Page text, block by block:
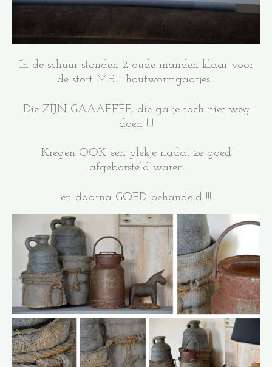
In de schuur stonden 2 oude manden klaar voor
de stort MET houtwormgaatjes...
Die ZIJN GAAAFFFF, die ga je toch niet weg
doen !!!!
Kregen OOK een plekje nadat ze goed
afgeborsteld waren
en daarna GOED behandeld !!!